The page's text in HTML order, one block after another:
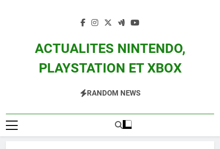
ACTUALITES NINTENDO,
PLAYSTATION ET XBOX
Zelda, Splatoon, Pokemon Entre Autres
RANDOM NEWS